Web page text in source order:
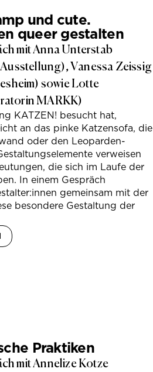
und cute.
queer gestalten
mit Anna Unterstab
Vanessa Zeissig
sowie Lotte
MARKK)
KATZEN! besucht hat,
an das pinke Katzensofa, die
oder den Leoparden-
verweisen
die sich im Laufe der
In einem Gespräch
gemeinsam mit der
besondere Gestaltung der
Praktiken
mit Annelize Kotze